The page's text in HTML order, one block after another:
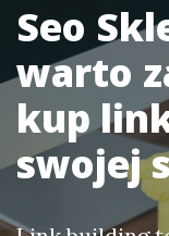
Seo
warto
kup
swojej